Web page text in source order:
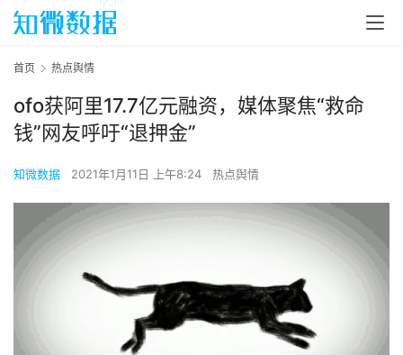
首页 热点舆情
ofo获阿里17.7亿元融资，媒体聚焦“救命
钱”网友呼吁“退押金”
知微数据 2021年1月11日 上午8:24 热点舆情